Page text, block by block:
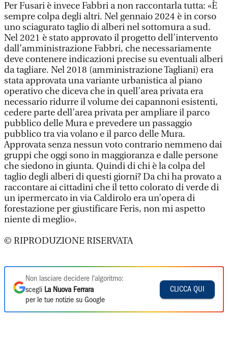
Per Fusari è invece Fabbri a non raccontarla tutta: «È
sempre colpa degli altri. Nel gennaio 2024 è in corso
uno sciagurato taglio di alberi nel sottomura a sud.
Nel 2021 è stato approvato il progetto dell’intervento
dall’amministrazione Fabbri, che necessariamente
deve contenere indicazioni precise su eventuali alberi
da tagliare. Nel 2018 (amministrazione Tagliani) era
stata approvata una variante urbanistica al piano
operativo che diceva che in quell’area privata era
necessario ridurre il volume dei capannoni esistenti,
cedere parte dell’area privata per ampliare il parco
pubblico delle Mura e prevedere un passaggio
pubblico tra via volano e il parco delle Mura.
Approvata senza nessun voto contrario nemmeno dai
gruppi che oggi sono in maggioranza e dalle persone
che siedono in giunta. Quindi di chi è la colpa del
taglio degli alberi di questi giorni? Da chi ha provato a
raccontare ai cittadini che il tetto colorato di verde di
un ipermercato in via Caldirolo era un’opera di
forestazione per giustificare Feris, non mi aspetto
niente di meglio».
© RIPRODUZIONE RISERVATA
Non lasciare decidere l'algoritmo:
scegli La Nuova Ferrara
per le tue notizie su Google
CLICCA QUI